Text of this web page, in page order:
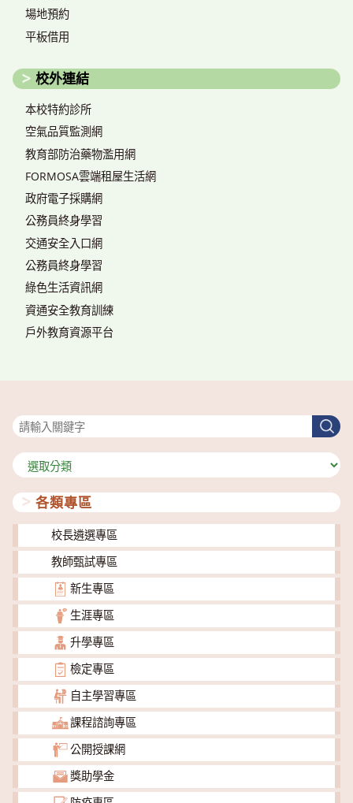
場地預約
平板借用
校外連結
本校特約診所
空氣品質監測網
教育部防治藥物濫用網
FORMOSA雲端租屋生活網
政府電子採購網
公務員終身學習
交通安全入口網
公務員終身學習
綠色生活資訊網
資通安全教育訓練
戶外教育資源平台
搜
尋
分
類
各類專區
校長遴選專區
教師甄試專區
新生專區
生涯專區
升學專區
檢定專區
自主學習專區
課程諮詢專區
公開授課網
獎助學金